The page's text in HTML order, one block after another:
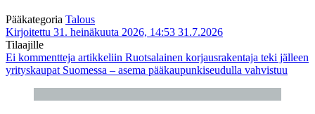
Pääkategoria Talous
Kirjoitettu 31. heinäkuuta 2026, 14:53 31.7.2026
Tilaajille
Ei kommentteja artikkeliin Ruotsalainen korjausrakentaja teki jälleen
yrityskaupat Suomessa – asema pääkaupunkiseudulla vahvistuu